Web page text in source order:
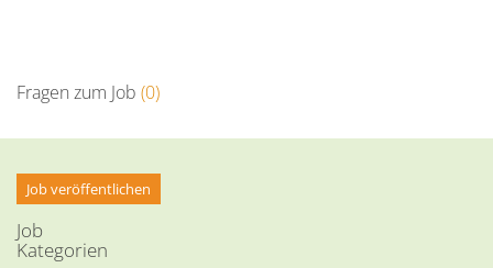
Fragen zum Job (0)
Job veröffentlichen
Job
Kategorien